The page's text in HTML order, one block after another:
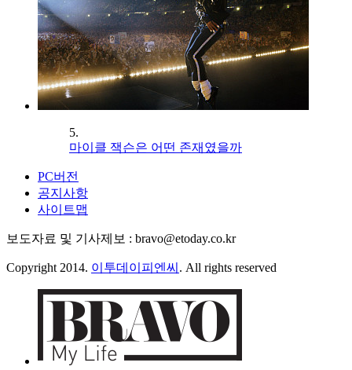
5.
마이클 잭슨은 어떤 존재였을까
PC버전
공지사항
사이트맵
보도자료 및 기사제보 : bravo@etoday.co.kr
Copyright 2014. 이투데이피엔씨 . All rights reserved